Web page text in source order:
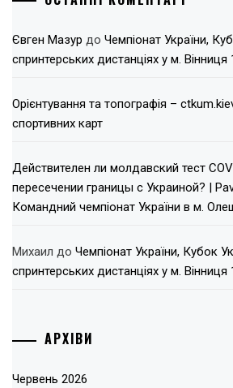
Євген Мазур до Чемпіонат України,
спринтерських дистанціях у м. Вінниця
Орієнтування та топографія –
спортивних карт
Действителен ли молдавский тест
пересечении границы с Украиной? |
Командний чемпіонат України в м.
Михаил до Чемпіонат України, Кубок
спринтерських дистанціях у м. Вінниця
АРХІВИ
Червень 2026